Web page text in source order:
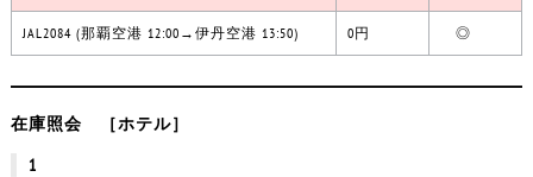
JAL2084 (那覇空港 12:00→伊丹空港 13:50) 0円 ◎
在庫照会 ［ホテル］
1